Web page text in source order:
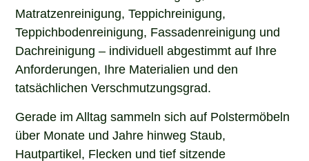
Matratzenreinigung, Teppichreinigung,
Teppichbodenreinigung, Fassadenreinigung und
Dachreinigung – individuell abgestimmt auf Ihre
Anforderungen, Ihre Materialien und den
tatsächlichen Verschmutzungsgrad.
Gerade im Alltag sammeln sich auf Polstermöbeln
über Monate und Jahre hinweg Staub,
Hautpartikel, Flecken und tief sitzende